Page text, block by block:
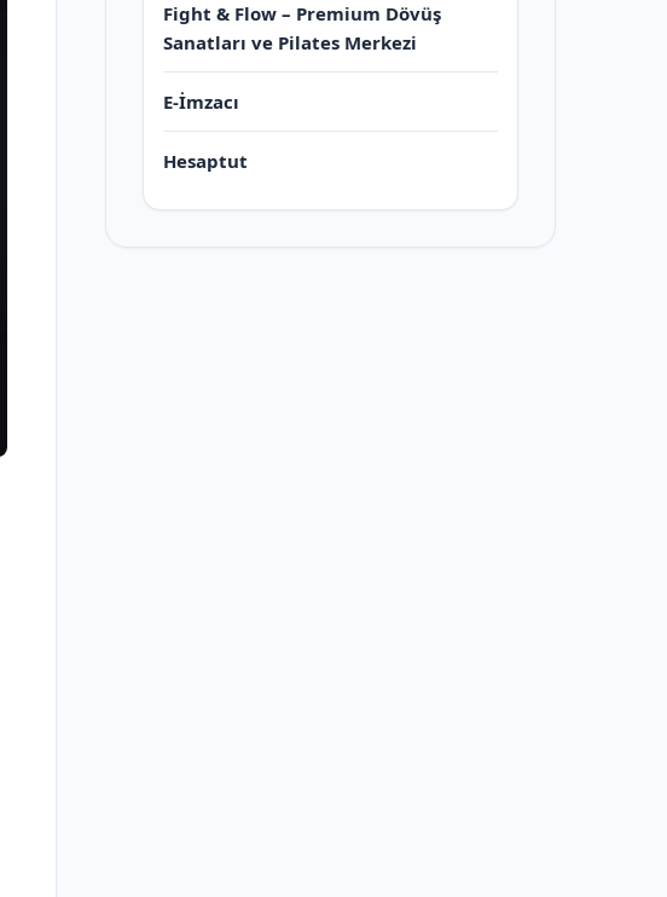
Fight & Flow – Premium Dövüş
Sanatları ve Pilates Merkezi
E-İmzacı
Hesaptut